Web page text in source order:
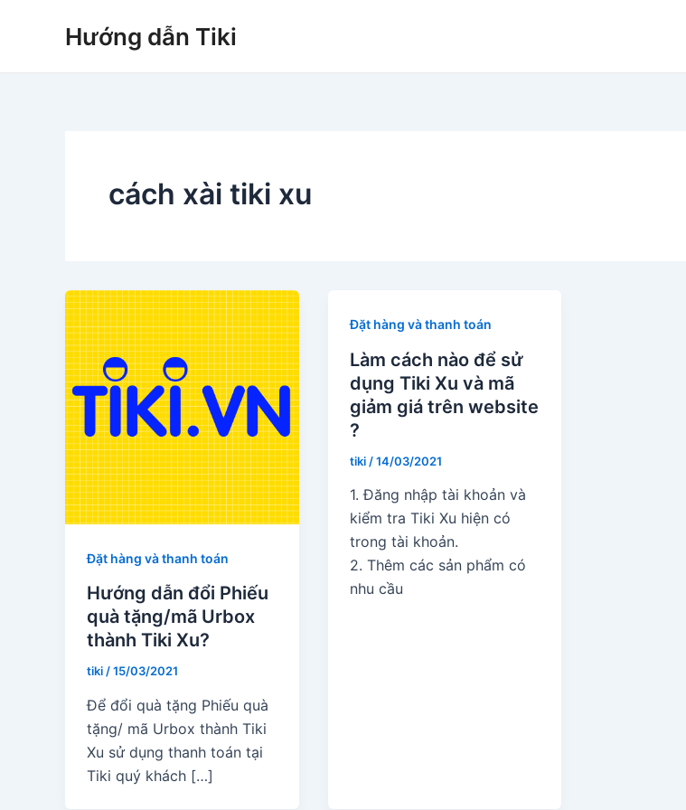
Hướng dẫn Tiki
cách xài tiki xu
Đặt hàng và thanh toán
Hướng dẫn đổi Phiếu
quà tặng/mã Urbox
thành Tiki Xu?
tiki/15/03/2021
Để đổi quà tặng Phiếu quà
tặng/ mã Urbox thành Tiki
Xu sử dụng thanh toán tại
Tiki quý khách […]
Đặt hàng và thanh toán
Làm cách nào để sử
dụng Tiki Xu và mã
giảm giá trên website
?
tiki /14/03/2021
1. Đăng nhập tài khoản và
kiểm tra Tiki Xu hiện có
trong tài khoản.
2. Thêm các sản phẩm có
nhu cầu